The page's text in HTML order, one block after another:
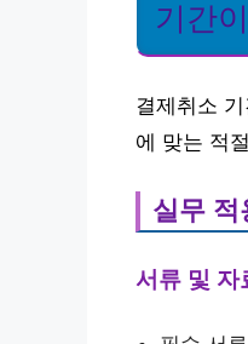
기간
결제취소
에 맞는 적
실무 적
서류 및 자